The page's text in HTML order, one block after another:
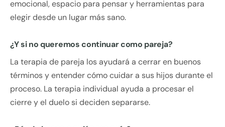
emocional, espacio para pensar y herramientas para
elegir desde un lugar más sano.
¿Y si no queremos continuar como pareja?
La terapia de pareja los ayudará a cerrar en buenos
términos y entender cómo cuidar a sus hijos durante el
proceso. La terapia individual ayuda a procesar el
cierre y el duelo si deciden separarse.